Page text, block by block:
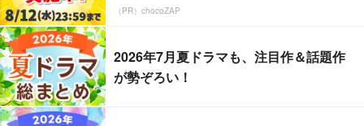
（PR）chocoZAP
2026年7月夏ドラマも、注目作＆話題作
が勢ぞろい！